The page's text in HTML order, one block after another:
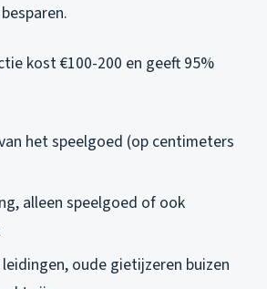
kost €100-200 en geeft 95%
het speelgoed (op centimeters
alleen speelgoed of ook
oude gietijzeren buizen